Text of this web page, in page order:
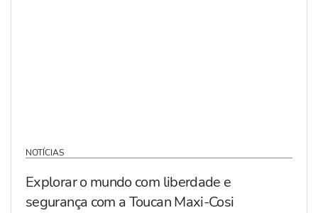
NOTÍCIAS
Explorar o mundo com liberdade e
segurança com a Toucan Maxi-Cosi